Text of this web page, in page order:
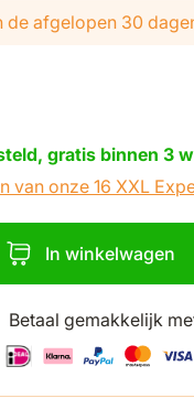
van de gekozen opties
de afgelopen 30
gratis binnen 3
van onze 16 XXL
In winkelwagen
Betaal gemakkelijk